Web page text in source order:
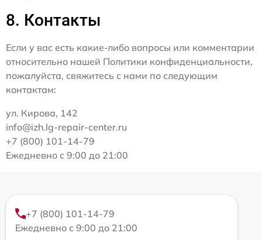
8. Контакты
Если у вас есть какие-либо вопросы или комментарии
относительно нашей Политики конфиденциальности,
пожалуйста, свяжитесь с нами по следующим
контактам:
ул. Кирова, 142
info@izh.lg-repair-center.ru
+7 (800) 101-14-79
Ежедневно с 9:00 до 21:00
+7 (800) 101-14-79
Ежедневно с 9:00 до 21:00